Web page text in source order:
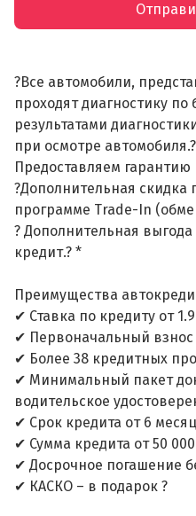
?Все автомобили,
проходят диагностику
результатами
при осмотре автомобиля.?
Предоставляем гарантию
?Дополнительная
программе Trade-In
? Дополнительная
кредит.? *
Преимущества
✔ Ставка по кредиту от
✔ Первоначальный взнос
✔ Более 38 кредитных
✔ Минимальный пакет
водительское
✔ Срок кредита от 6
✔ Сумма кредита от 50
✔ Досрочное погашение
✔ КАСКО – в подарок ?